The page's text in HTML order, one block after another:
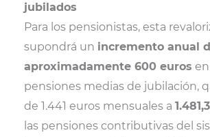
jubilados
Para los pensionistas, esta
supondrá un incremento anual
aproximadamente 600 euros
pensiones medias de jubilación,
de 1.441 euros mensuales a
las pensiones contributivas del